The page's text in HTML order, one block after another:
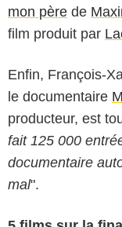
mon père de
film produit par
Enfin, François-
le documentaire
producteur, est
fait 125 000
documentaire
mal".